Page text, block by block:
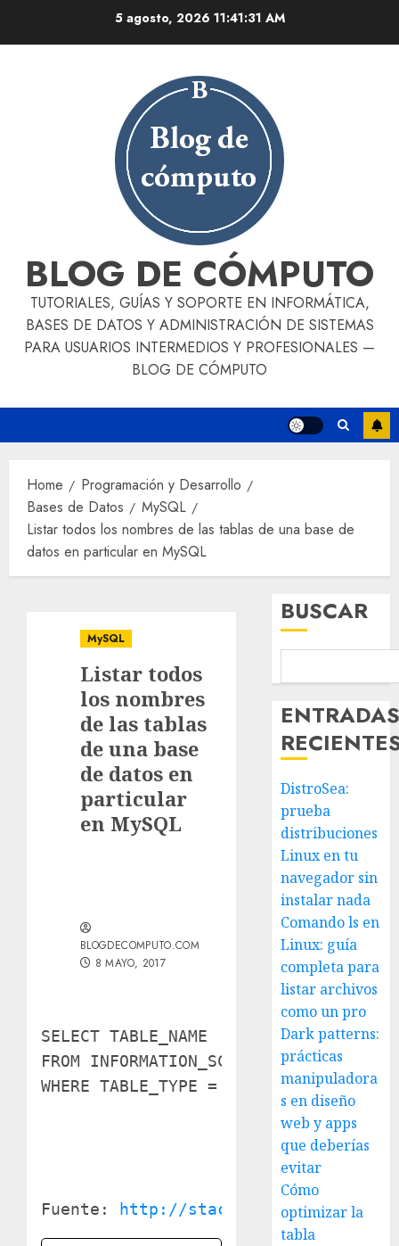
5 agosto, 2026 11:41:32 AM
BLOG DE CÓMPUTO
TUTORIALES, GUÍAS Y SOPORTE EN INFORMÁTICA,
BASES DE DATOS Y ADMINISTRACIÓN DE SISTEMAS
PARA USUARIOS INTERMEDIOS Y PROFESIONALES —
BLOG DE CÓMPUTO
Home
Programación y Desarrollo
Bases de Datos
MySQL
Listar todos los nombres de las tablas de una base de
datos en particular en MySQL
MySQL
Listar todos
los nombres
de las tablas
de una base
de datos en
particular
en MySQL
BLOGDECOMPUTO.COM
8 MAYO, 2017
SELECT
FROM INFORMATION_SCHEMA
WHERE TABLE_TYPE = 'BASE TABLE' AND
Fuente: http://stackoverflow.com/
BUSCAR
DistroSea:
prueba
distribuciones
Linux en tu
navegador sin
instalar nada
Comando ls en
Linux: guía
completa para
listar archivos
como un pro
Dark patterns:
prácticas
manipuladora
s en diseño
web y apps
que deberías
evitar
Cómo
optimizar la
tabla